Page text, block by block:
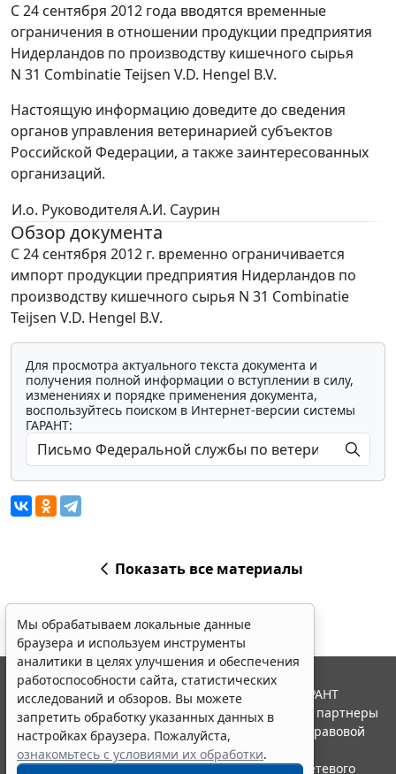
С 24 сентября 2012 года вводятся временные
ограничения в отношении продукции предприятия
Нидерландов по производству кишечного сырья
N 31 Combinatie Teijsen V.D. Hengel B.V.
Настоящую информацию доведите до сведения
органов управления ветеринарией субъектов
Российской Федерации, а также заинтересованных
организаций.
И.о. РуководителяА.И. Саурин
Обзор документа
С 24 сентября 2012 г. временно ограничивается
импорт продукции предприятия Нидерландов по
производству кишечного сырья N 31 Combinatie
Teijsen V.D. Hengel B.V.
Для просмотра актуального текста документа и
получения полной информации о вступлении в силу,
изменениях и порядке применения документа,
воспользуйтесь поиском в Интернет-версии системы
ГАРАНТ:
Показать все материалы
Мы обрабатываем локальные данные
браузера и используем инструменты
аналитики в целях улучшения и обеспечения
работоспособности сайта, статистических
исследований и обзоров. Вы можете
запретить обработку указанных данных в
настройках браузера. Пожалуйста,
ознакомьтесь с условиями их обработки.
© ООО "НПП "ГАРАНТ-СЕРВИС", 2026. Система ГАРАНТ
выпускается с 1990 года. Компания "Гарант" и ее партнеры
являются участниками Российской ассоциации правовой
информации ГАРАНТ.
Портал ГАРАНТ.РУ зарегистрирован в качестве сетевого